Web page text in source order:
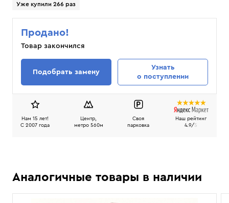
Уже купили 266 раз
Продано!
Товар закончился
Подобрать замену
Узнать
о поступлении
Нам 15 лет!
C 2007 года
Центр,
метро 560м
Своя
парковка
Наш рейтинг
4.9/5
Аналогичные товары в наличии